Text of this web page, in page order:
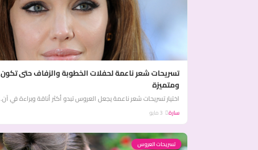
تسريحات شعر ناعمة لحفلات الخطوبة والزفاف حتى
ومتميزة
اختيار تسريحات شعر ناعمة يجعل العروس تبدو أكثر أناقة وبراءة في
سارة
تسريحات العروس